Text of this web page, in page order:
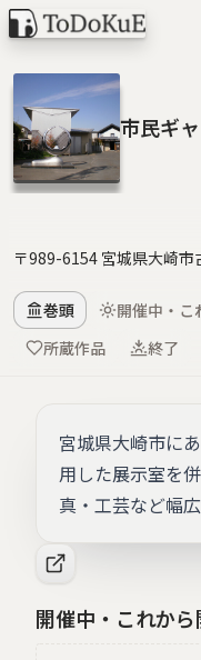
市民ギ
〒989-6154 宮城県大崎市
巻頭 開催中・こ
所蔵作品
終了
宮城県大崎市に
用した展示室を
真・工芸など幅
開催中・これか